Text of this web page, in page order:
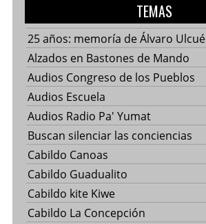
TEMAS
25 años: memoría de Álvaro Ulcué
Alzados en Bastones de Mando
Audios Congreso de los Pueblos
Audios Escuela
Audios Radio Pa' Yumat
Buscan silenciar las conciencias
Cabildo Canoas
Cabildo Guadualito
Cabildo kite Kiwe
Cabildo La Concepción